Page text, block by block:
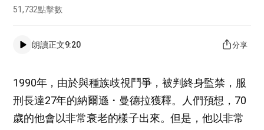
51,732點擊數
朗讀正文9:20 分享
1990年，由於與種族歧視鬥爭，被判終身監禁，服
刑長達27年的納爾遜・曼德拉獲釋。人們預想，70
歲的他會以非常衰老的樣子出來。但是，他以非常